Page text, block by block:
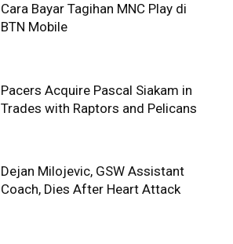
Cara Bayar Tagihan MNC Play di
BTN Mobile
Pacers Acquire Pascal Siakam in
Trades with Raptors and Pelicans
Dejan Milojevic, GSW Assistant
Coach, Dies After Heart Attack